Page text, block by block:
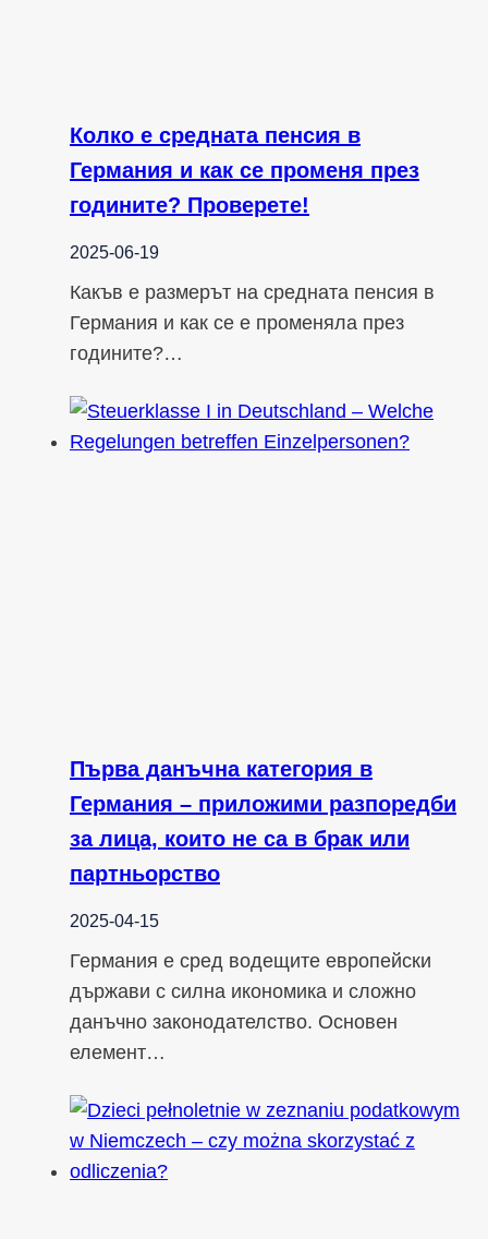
Колко е средната пенсия в
Германия и как се променя през
годините? Проверете!
2025-06-19
Какъв е размерът на средната пенсия в
Германия и как се е променяла през
годините?…
Първа данъчна категория в
Германия – приложими разпоредби
за лица, които не са в брак или
партньорство
2025-04-15
Германия е сред водещите европейски
държави с силна икономика и сложно
данъчно законодателство. Основен
елемент…